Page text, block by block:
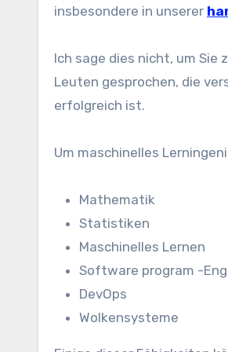
insbesondere in unserer
Ich sage dies nicht, um
Leuten gesprochen, die
erfolgreich ist.
Um maschinelles
Mathematik
Statistiken
Maschinelles Lernen
Software program -
DevOps
Wolkensysteme